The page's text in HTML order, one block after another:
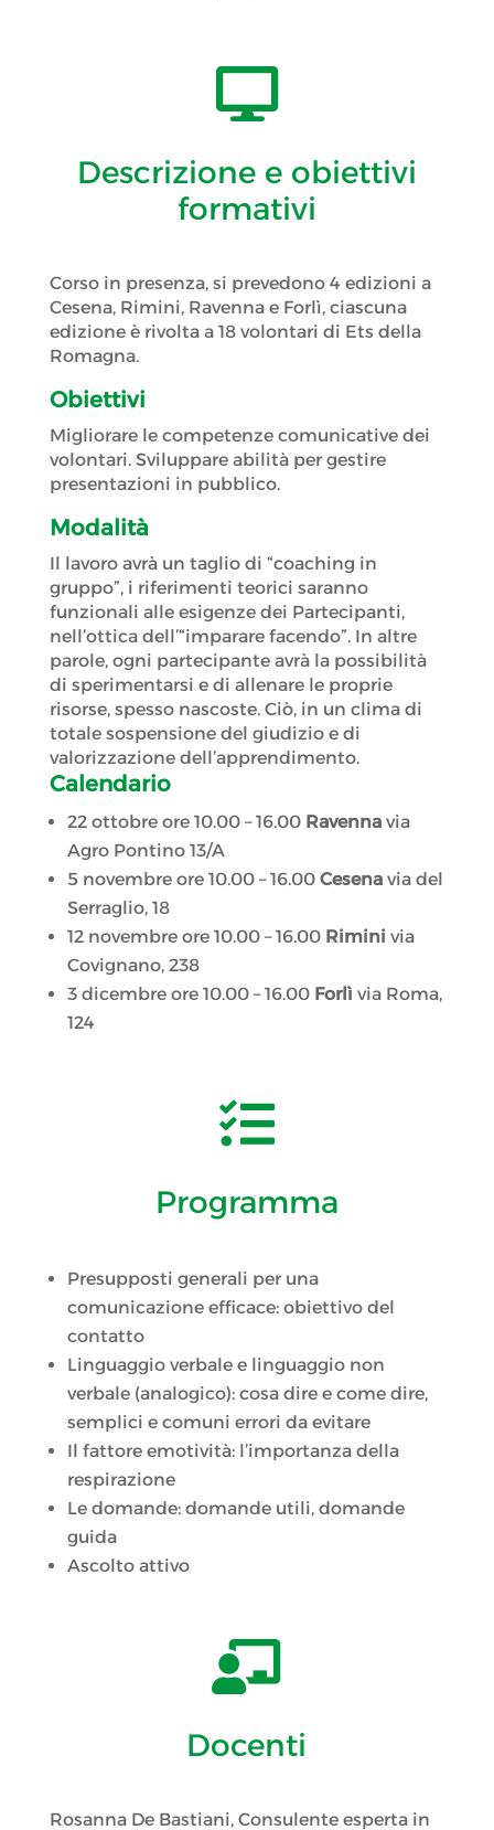

Descrizione e obiettivi
formativi
Corso in presenza, si prevedono 4 edizioni a
Cesena, Rimini, Ravenna e Forlì, ciascuna
edizione è rivolta a 18 volontari di Ets della
Romagna.
Obiettivi
Migliorare le competenze comunicative dei
volontari. Sviluppare abilità per gestire
presentazioni in pubblico.
Modalità
Il lavoro avrà un taglio di “coaching in
gruppo”, i riferimenti teorici saranno
funzionali alle esigenze dei Partecipanti,
nell’ottica dell’“imparare facendo”. In altre
parole, ogni partecipante avrà la possibilità
di sperimentarsi e di allenare le proprie
risorse, spesso nascoste. Ciò, in un clima di
totale sospensione del giudizio e di
valorizzazione dell’apprendimento.
Calendario
22 ottobre ore 10.00 – 16.00 Ravennavia
Agro Pontino 13/A
5 novembre ore 10.00 – 16.00 Cesenavia del
Serraglio, 18
12 novembre ore 10.00 – 16.00 Rimini via
Covignano, 238
3 dicembre ore 10.00 – 16.00 Forlì via Roma,
124

Programma
Presupposti generali per una
comunicazione efficace: obiettivo del
contatto
Linguaggio verbale e linguaggio non
verbale (analogico): cosa dire e come dire,
semplici e comuni errori da evitare
Il fattore emotività: l’importanza della
respirazione
Le domande: domande utili, domande
guida
Ascolto attivo

Docenti
Rosanna De Bastiani, Consulente esperta in